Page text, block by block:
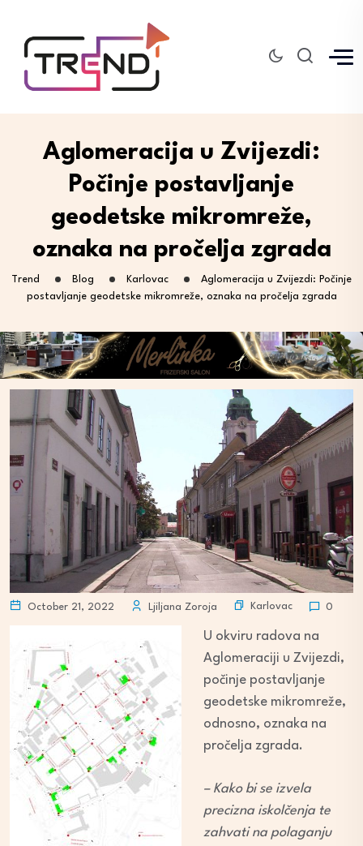
Aglomeracija u Zvijezdi:
Počinje postavljanje
geodetske mikromreže,
oznaka na pročelja zgrada
Trend Blog Karlovac
Aglomeracija u Zvijezdi: Počinje
postavljanje geodetske mikromreže, oznaka na pročelja zgrada
October 21, 2022 Ljiljana Zoroja Karlovac 0
U okviru radova na
Aglomeraciji u Zvijezdi,
počinje postavljanje
geodetske mikromreže,
odnosno, oznaka na
pročelja zgrada.
– Kako bi se izvela
precizna iskolčenja te
zahvati na polaganju